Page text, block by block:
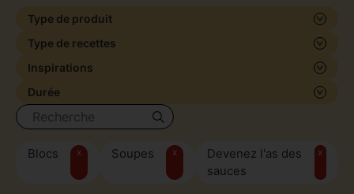
Type de produit
Type de recettes
Inspirations
Durée
Blocs x Soupes x
Devenez l'as des
sauces
x